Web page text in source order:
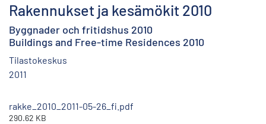
Rakennukset ja kesämökit 2010
Byggnader och fritidshus 2010
Buildings and Free-time Residences 2010
Tilastokeskus
2011
rakke_2010_2011-05-26_fi.pdf
290.62 KB